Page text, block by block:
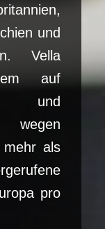
und
Vella
auf
und
mehr als
pro